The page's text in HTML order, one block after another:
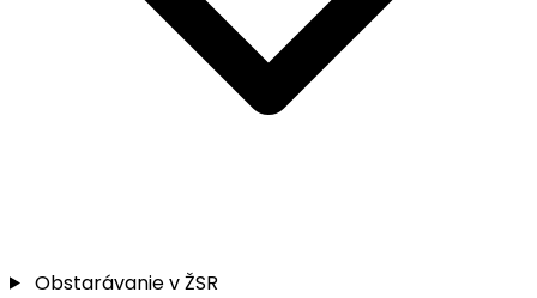
Obstarávanie v ŽSR